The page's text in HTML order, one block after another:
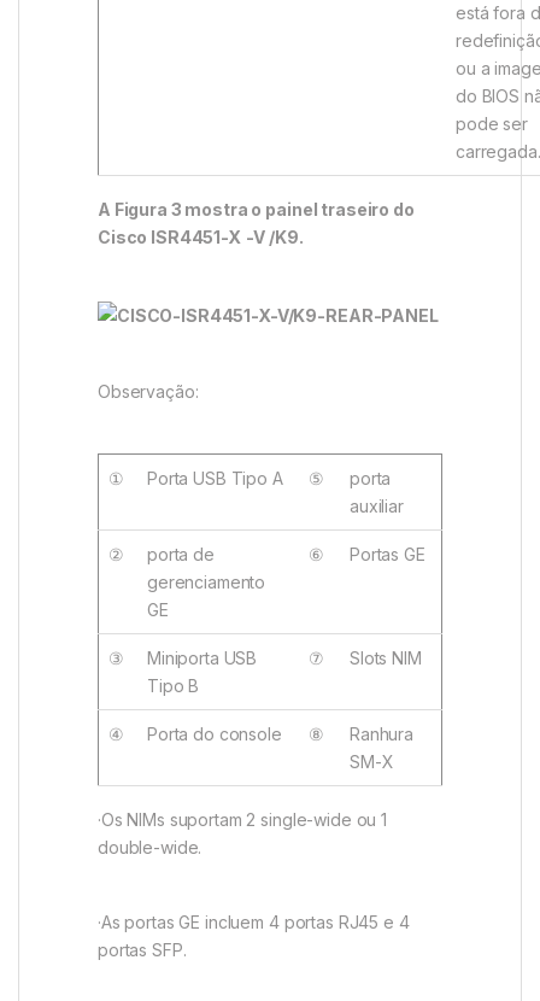
está fora
ou a
do BIOS
pode ser
carregada.
A Figura 3 mostra o painel traseiro do
Cisco ISR4451-X -V /K9.
Observação:
① Porta USB Tipo A ⑤
porta
auxiliar
②
porta de
gerenciamento
GE
⑥ Portas GE
③
Miniporta USB
Tipo B
⑦ Slots NIM
④ Porta do console ⑧
Ranhura
SM-X
·Os NIMs suportam 2 single-wide ou 1
double-wide.
·As portas GE incluem 4 portas RJ45 e 4
portas SFP.